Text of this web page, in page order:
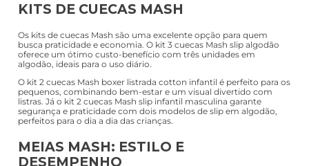
KITS DE CUECAS MASH
Os kits de cuecas Mash são uma excelente opção para quem
busca praticidade e economia. O kit 3 cuecas Mash slip algodão
oferece um ótimo custo-benefício com três unidades em
algodão, ideais para o uso diário.
O kit 2 cuecas Mash boxer listrada cotton infantil é perfeito para os
pequenos, combinando bem-estar e um visual divertido com
listras. Já o kit 2 cuecas Mash slip infantil masculina garante
segurança e praticidade com dois modelos de slip em algodão,
perfeitos para o dia a dia das crianças.
MEIAS MASH: ESTILO E
DESEMPENHO